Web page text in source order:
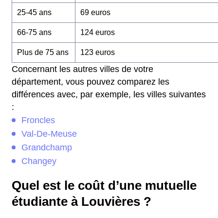
25-45 ans 69 euros
66-75 ans 124 euros
Plus de 75 ans 123 euros
Concernant les autres villes de votre
département, vous pouvez comparez les
différences avec, par exemple, les villes suivantes
:
Froncles
Val-De-Meuse
Grandchamp
Changey
Quel est le coût d’une mutuelle
étudiante à Louvières ?